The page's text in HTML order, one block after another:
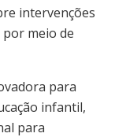
intervenções
por meio de
para
infantil,
para